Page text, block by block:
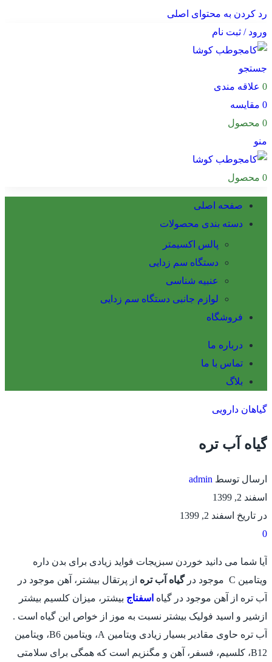
رد کردن به محتوای اصلی
ورود / ثبت نام
جستجو
0 علاقه مندی
0 مقایسه
0 محصول
منو
0 محصول
صفحه اصلی
دسته بندی محصولات
پالس اکسیمتر
دستگاه سم زدایی
عنبیه شناسی
لوازم جانبی دستگاه سم زدایی
فروشگاه
درباره ما
تماس با ما
بلاگ
گیاهان دارویی
گیاه آب تره
ارسال توسط admin
اسفند 2, 1399
در تاریخ اسفند 2, 1399
0
آیا شما می دانید خوردن سبزیجات فواید زیادی برای بدن داره
ویتامین C موجود در
گیاه آب تره از پرتقال بیشتر، آهن موجود در
آب تره از آهن موجود در گیاه اسفناج بیشتر، میزان کلسیم بیشتر
ازشیر و اسید فولیک بیشتر نسبت به موز از خواص این گیاه است .
آب تره حاوی مقادیر بسیار زیادی ویتامین A، ویتامین B6، ویتامین
B12، کلسیم، فسفر، آهن و مگنزیم است که همگی برای سلامتی